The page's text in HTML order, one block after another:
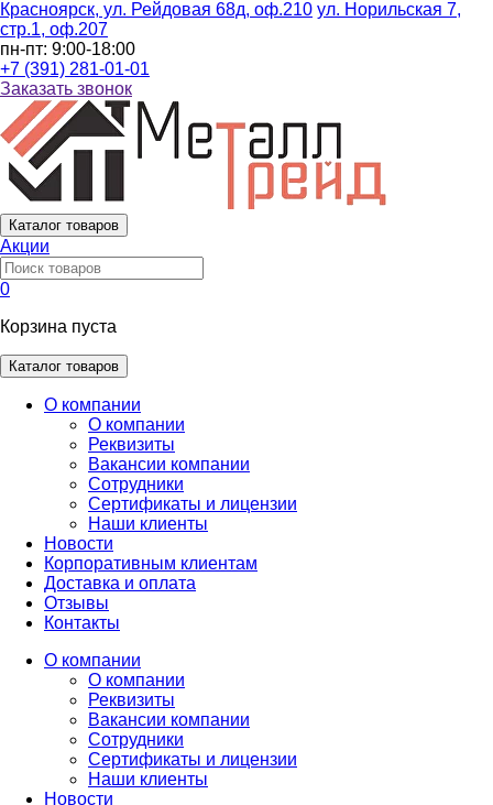
Красноярск, ул. Рейдовая 68д, оф.210 ул. Норильская 7,
стр.1, оф.207
пн-пт: 9:00-18:00
+7 (391) 281-01-01
Заказать звонок
Каталог товаров
Акции
0
Корзина пуста
Каталог товаров
О компании
О компании
Реквизиты
Вакансии компании
Сотрудники
Сертификаты и лицензии
Наши клиенты
Новости
Корпоративным клиентам
Доставка и оплата
Отзывы
Контакты
О компании
О компании
Реквизиты
Вакансии компании
Сотрудники
Сертификаты и лицензии
Наши клиенты
Новости